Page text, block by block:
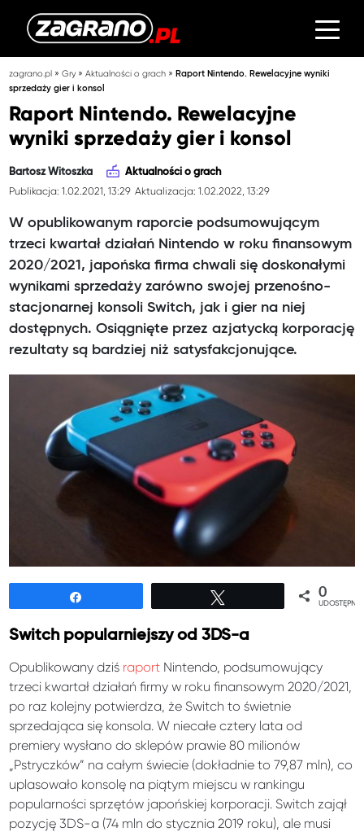
zagrano.pl »Gry»Aktualności o grach »Raport Nintendo. Rewelacyjne wyniki
sprzedaży gier i konsol
Raport Nintendo. Rewelacyjne
wyniki sprzedaży gier i konsol
Bartosz Witoszka Aktualności o grach
Publikacja: 1.02.2021, 13:29 Aktualizacja: 1.02.2022, 13:29
W opublikowanym raporcie podsumowującym
trzeci kwartał działań Nintendo w roku finansowym
2020/2021, japońska firma chwali się doskonałymi
wynikami sprzedaży zarówno swojej przenośno-
stacjonarnej konsoli Switch, jak i gier na niej
dostępnych. Osiągnięte przez azjatycką korporację
rezultaty są bardziej niż satysfakcjonujące.
0
Switch popularniejszy od 3DS-a
Opublikowany dziś raport Nintendo, podsumowujący
trzeci kwartał działań firmy w roku finansowym 2020/2021,
po raz kolejny potwierdza, że Switch to świetnie
sprzedająca się konsola. W niecałe cztery lata od
premiery wysłano do sklepów prawie 80 milionów
„Pstryczków” na całym świecie (dokładnie to 79,87 mln), co
uplasowało konsolę na piątym miejscu w rankingu
popularności sprzętów japońskiej korporacji. Switch zajął
pozycję 3DS-a (74 mln do stycznia 2019 roku), ale musi